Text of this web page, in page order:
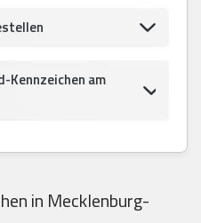
Kennzeichen am
in Mecklenburg-